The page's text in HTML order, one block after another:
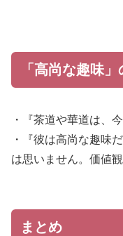
「高尚な趣味
・『茶道や華道は、
・『彼は高尚な趣味
は思いません。価値
まとめ